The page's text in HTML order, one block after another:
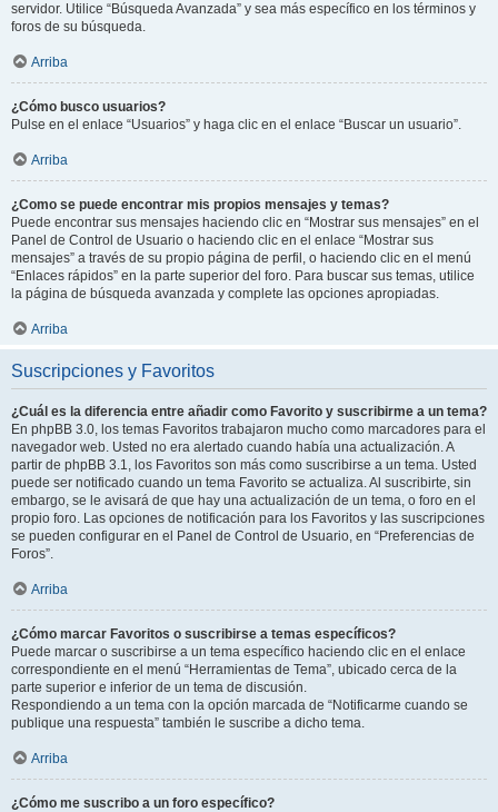
servidor. Utilice “Búsqueda Avanzada” y sea más específico en los términos y
foros de su búsqueda.
Arriba
¿Cómo busco usuarios?
Pulse en el enlace “Usuarios” y haga clic en el enlace “Buscar un usuario”.
Arriba
¿Como se puede encontrar mis propios mensajes y temas?
Puede encontrar sus mensajes haciendo clic en “Mostrar sus mensajes” en el
Panel de Control de Usuario o haciendo clic en el enlace “Mostrar sus
mensajes” a través de su propio página de perfil, o haciendo clic en el menú
“Enlaces rápidos” en la parte superior del foro. Para buscar sus temas, utilice
la página de búsqueda avanzada y complete las opciones apropiadas.
Arriba
Suscripciones y Favoritos
¿Cuál es la diferencia entre añadir como Favorito y suscribirme a un tema?
En phpBB 3.0, los temas Favoritos trabajaron mucho como marcadores para el
navegador web. Usted no era alertado cuando había una actualización. A
partir de phpBB 3.1, los Favoritos son más como suscribirse a un tema. Usted
puede ser notificado cuando un tema Favorito se actualiza. Al suscribirte, sin
embargo, se le avisará de que hay una actualización de un tema, o foro en el
propio foro. Las opciones de notificación para los Favoritos y las suscripciones
se pueden configurar en el Panel de Control de Usuario, en “Preferencias de
Foros”.
Arriba
¿Cómo marcar Favoritos o suscribirse a temas específicos?
Puede marcar o suscribirse a un tema específico haciendo clic en el enlace
correspondiente en el menú “Herramientas de Tema”, ubicado cerca de la
parte superior e inferior de un tema de discusión.
Respondiendo a un tema con la opción marcada de “Notificarme cuando se
publique una respuesta” también le suscribe a dicho tema.
Arriba
¿Cómo me suscribo a un foro específico?